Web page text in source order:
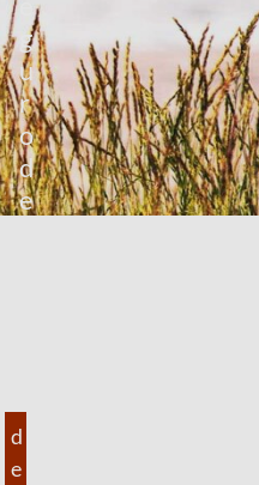
g
u
r
o
d
e
s
d
e